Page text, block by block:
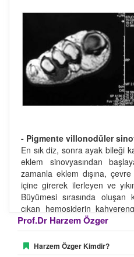
- Pigmente villonodüler
En sık diz, sonra ayak bileği
eklem sinovyasından
zamanla eklem dışına,
içine girerek ilerleyen ve
Büyümesi sırasında
çıkan hemosiderin
neden olur. Klinik
kısıtlanmasıyla ortaya çıkan
çökmesiyle tüm eklemin
Prof.Dr Harzem Özger
Harzem Özger Kimdir?